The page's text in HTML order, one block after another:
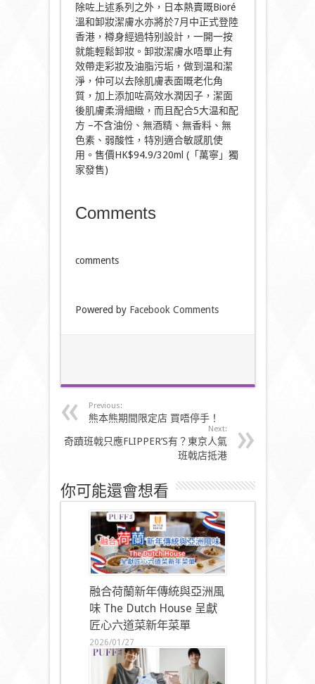
除咗上述系列之外，日本熱賣嘅Bioré
溫和卸妝潔膚水亦將於7月中正式登陸
香港，樽身經過特别設計，一開一按
就能輕鬆卸妝。卸妝潔膚水唔單止有
效帶走彩妝及油脂污垢，做到温和潔
淨，仲可以去除肌膚表面嘅老化角
質，加上添加咗高效水潤因子，潔面
後肌膚柔滑細緻，而且配合5大温和配
方 –不含油份、無酒精、無香料、無
色素、弱酸性，特別適合敏感肌使
用。售價HK$94.9/320ml (「萬寧」獨
家發售)
Comments
comments
Powered by Facebook Comments
Previous:
熊本熊期間限定店 買唔停手！
Next:
奇蹟班戟只應FLIPPER’S有？東京人氣
班戟店抵港
你可能還會想看
融合荷蘭新年傳統與亞洲風
味 The Dutch House 呈獻
匠心六道菜新年菜單
2026/01/27